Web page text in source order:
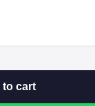
to cart